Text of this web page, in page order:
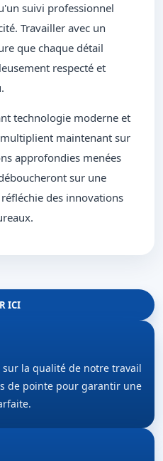
suivi professionnel
Travailler avec un
que chaque détail
respecté et
technologie moderne et
maintenant sur
approfondies menées
sur une
des innovations
ICI
la qualité de notre travail
de pointe pour garantir une